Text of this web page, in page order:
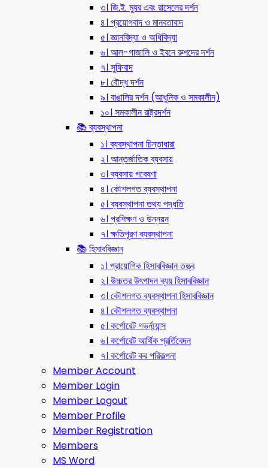
৩। জি.ই. ম্যুর এবং রাসেলের দর্শন
৪। প্রয়োগবাদ ও মানবতাবাদ
৫। জ্ঞানবিদ্যা ও অধিবিদ্যা
৬। আল-গাজালি ও ইবনে রুশদের দর্শন
৭। সুফিবাদ
৮। বৌদ্ধ দর্শন
৯। বাঙালির দর্শন (আধুনিক ও সমকালীন)
১০। সমকালীন রাষ্ট্রদর্শন
📚 ব্যবস্থাপনা
১। ব্যবস্থাপনা চিন্তাধারা
২। আন্তর্জাতিক ব্যবসায়
৩। ব্যবসায় গবেষণা
৪। কৌশলগত ব্যবস্থাপনা
৫। ব্যবস্থাপনা তথ্য পদ্ধতি
৬। প্রশিক্ষণ ও উন্নয়ন
৭। ক্ষতিপূরণ ব্যবস্থাপনা
📚 হিসাববিজ্ঞান
১। প্রায়োগিক হিসাববিজ্ঞান তত্ত্ব
২। উচ্চতর উৎপাদন ব্যয় হিসাববিজ্ঞান
৩। কৌশলগত ব্যবস্থাপনা হিসাববিজ্ঞান
৪। কৌশলগত ব্যবস্থাপনা
৫। কর্পোরেট গভর্ন্য্যান্স
৬। কর্পোরেট আর্থিক প্রর্তিবেদন
৭। কর্পোরেট কর পরিকল্পনা
Member Account
Member Login
Member Logout
Member Profile
Member Registration
Members
MS Word